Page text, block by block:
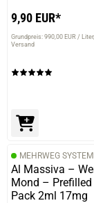
9,90 EUR*
Grundpreis: 990,00 EUR / Liter
Versand
MEHRWEG
Al Massiva –
Mond – Prefilled
Pack 2ml 17mg